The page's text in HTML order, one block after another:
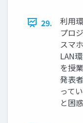
29.
利用
プロ
スマ
LAN
を授
発表
って
と困